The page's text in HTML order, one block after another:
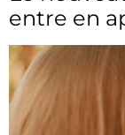
entre en